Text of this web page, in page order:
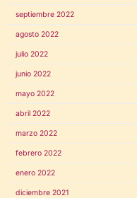
septiembre 2022
agosto 2022
julio 2022
junio 2022
mayo 2022
abril 2022
marzo 2022
febrero 2022
enero 2022
diciembre 2021